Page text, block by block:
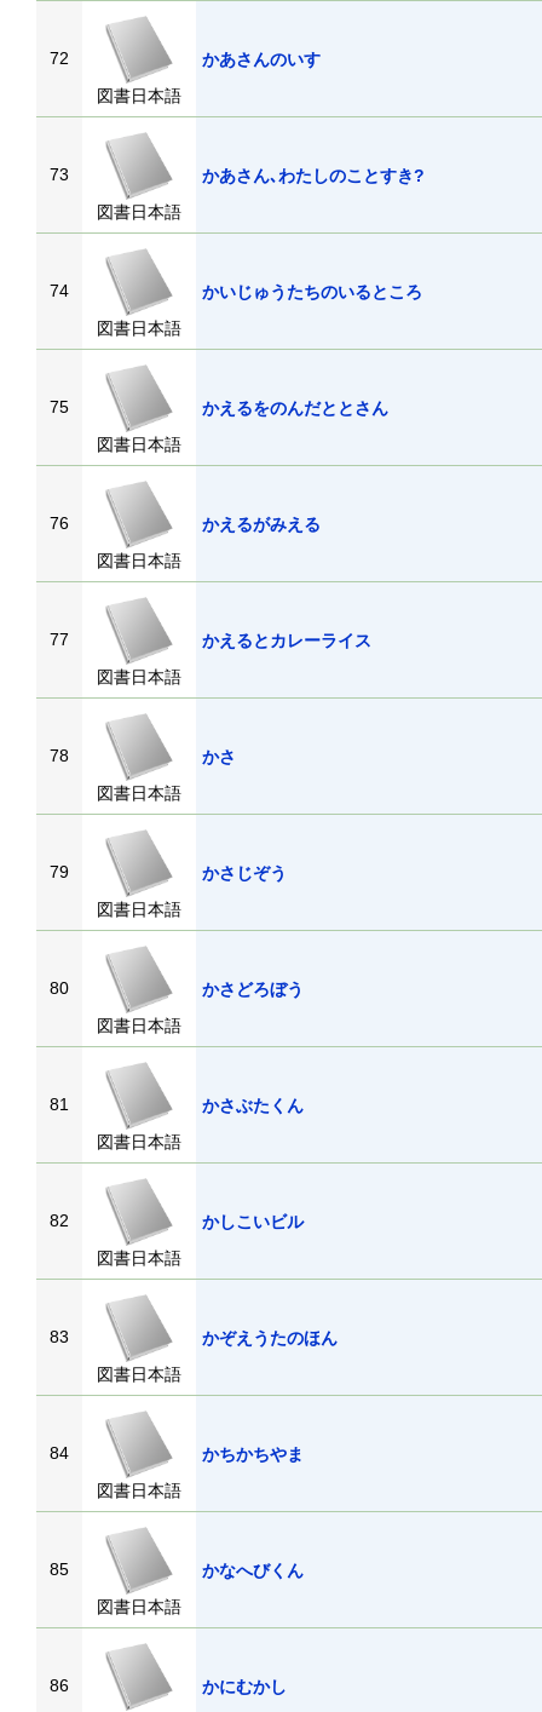
72
図書日本語
かあさんのいす
73
図書日本語
かあさん､わたしのことすき?
74
図書日本語
かいじゅうたちのいるところ
75
図書日本語
かえるをのんだととさん
76
図書日本語
かえるがみえる
77
図書日本語
かえるとカレーライス
78
図書日本語
かさ
79
図書日本語
かさじぞう
80
図書日本語
かさどろぼう
81
図書日本語
かさぶたくん
82
図書日本語
かしこいビル
83
図書日本語
かぞえうたのほん
84
図書日本語
かちかちやま
85
図書日本語
かなへびくん
86
かにむかし